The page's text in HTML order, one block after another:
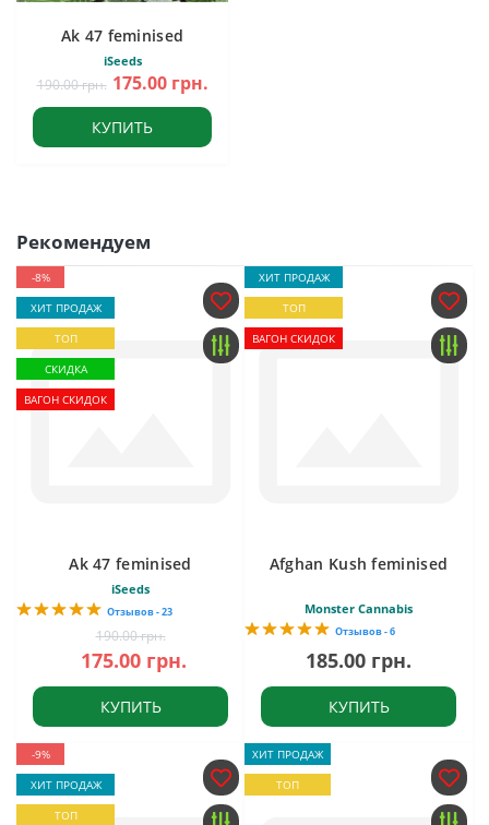
Ak 47 feminised
iSeeds
190.00 грн. 175.00 грн.
КУПИТЬ
Рекомендуем
-8%
ХИТ ПРОДАЖ
ТОП
СКИДКА
ВАГОН СКИДОК
Ak 47 feminised
iSeeds
Отзывов - 23
190.00 грн.
175.00 грн.
КУПИТЬ
ХИТ ПРОДАЖ
ТОП
ВАГОН СКИДОК
Afghan Kush feminised
Monster Cannabis
Отзывов - 6
185.00 грн.
КУПИТЬ
-9%
ХИТ ПРОДАЖ
ТОП
ХИТ ПРОДАЖ
ТОП